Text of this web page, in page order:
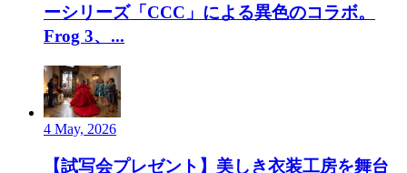
ーシリーズ「CCC」による異色のコラボ。
Frog 3、...
4 May, 2026
【試写会プレゼント】美しき衣装工房を舞台